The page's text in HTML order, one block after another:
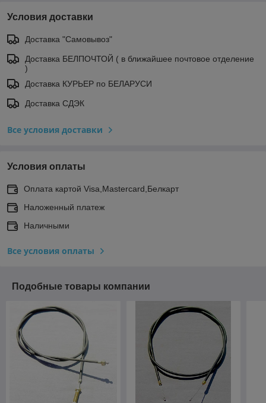
Условия доставки
Доставка "Самовывоз"
Доставка БЕЛПОЧТОЙ ( в ближайшее почтовое отделение
)
Доставка КУРЬЕР по БЕЛАРУСИ
Доставка СДЭК
Все условия доставки
Условия оплаты
Оплата картой Visa,Mastercard,Белкарт
Наложенный платеж
Наличными
Все условия оплаты
Подобные товары компании